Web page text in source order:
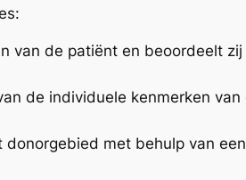
van de patiënt en beoordeelt
de individuele kenmerken
met behulp van